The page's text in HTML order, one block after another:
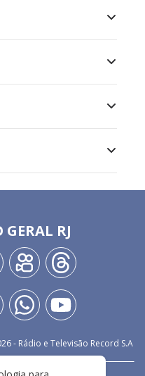
RJ
- Rádio e Televisão Record S.A